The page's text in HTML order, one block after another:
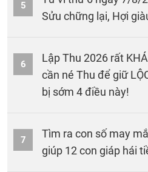
5
Sửu chững lại, Hợi
6
Lập Thu 2026 rất
cần né Thu để giữ
bị sớm 4 điều này!
7
Tìm ra con số may
giúp 12 con giáp hái